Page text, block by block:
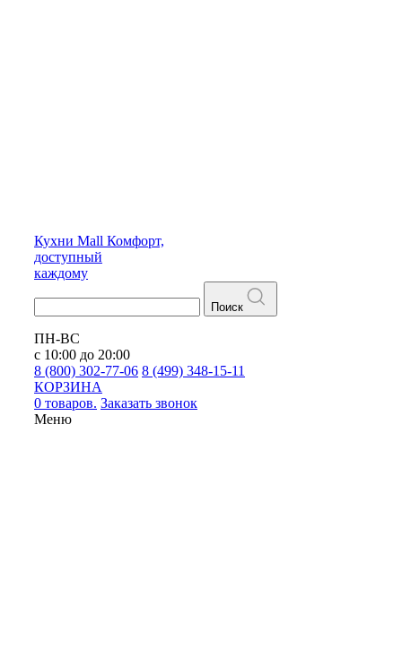
Кухни Mall Комфорт,
доступный
каждому
Поиск
ПН-ВС
с 10:00 до 20:00
8 (800) 302-77-06 8 (499) 348-15-11
КОРЗИНА
0 товаров. Заказать звонок
Меню